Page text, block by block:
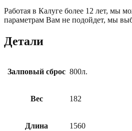
Работая в Калуге более 12 лет, мы
параметрам Вам не подойдет, мы
Детали
Залповый сброс 800л.
Вес 182
Длина 1560